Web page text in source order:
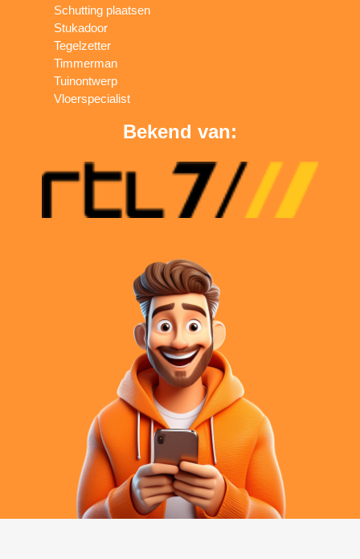
Schutting plaatsen
Stukadoor
Tegelzetter
Timmerman
Tuinontwerp
Vloerspecialist
Bekend van: